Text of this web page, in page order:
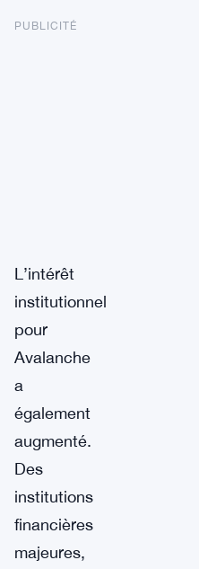
PUBLICITÉ
L’intérêt
institutionnel
pour
Avalanche
a
également
augmenté.
Des
institutions
financières
majeures,